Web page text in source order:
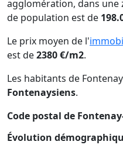
agglomération, dans une
de population est de
Le prix moyen de l'
est de2380 €/m2.
Les habitants de
Fontenaysiens.
Code postal de
Évolution